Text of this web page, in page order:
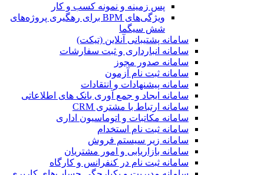
پس زمینه و نمونه کسب و کار
ویژگی‌های BPM برای رهگیری پروژه‌های
شش سیگما
سامانه پشتیبانی آنلاین (تیکت)
سامانه انبارداری و ثبت سفارشات
سامانه صدور مجوز
سامانه ثبت نام آزمون
سامانه پیشنهادات و انتقادات
سامانه ایجاد و جمع آوری بانک‌ های اطلاعاتی
سامانه ارتباط با مشتری CRM
سامانه مکاتبات و اتوماسیون اداری
سامانه ثبت نام استخدام
سامانه زیر سیستم فروش
سامانه بازاریابی و امور مشتریان
سامانه ثبت نام در کنفرانس و کارگاه